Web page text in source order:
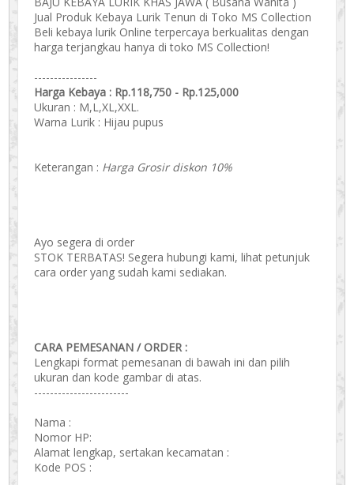
Jual Produk Kebaya Lurik Tenun di Toko MS Collection
Beli kebaya lurik Online terpercaya berkualitas dengan
harga terjangkau hanya di toko MS Collection!
----------------
Harga Kebaya : Rp.118,750 - Rp.125,000
Ukuran : M,L,XL,XXL.
Warna Lurik : Hijau pupus
Keterangan : Harga Grosir diskon 10%
Ayo segera di order
STOK TERBATAS! Segera hubungi kami, lihat petunjuk
cara order yang sudah kami sediakan.
CARA PEMESANAN / ORDER :
Lengkapi format pemesanan di bawah ini dan pilih
ukuran dan kode gambar di atas.
------------------------
Nama :
Nomor HP:
Alamat lengkap, sertakan kecamatan :
Kode POS :